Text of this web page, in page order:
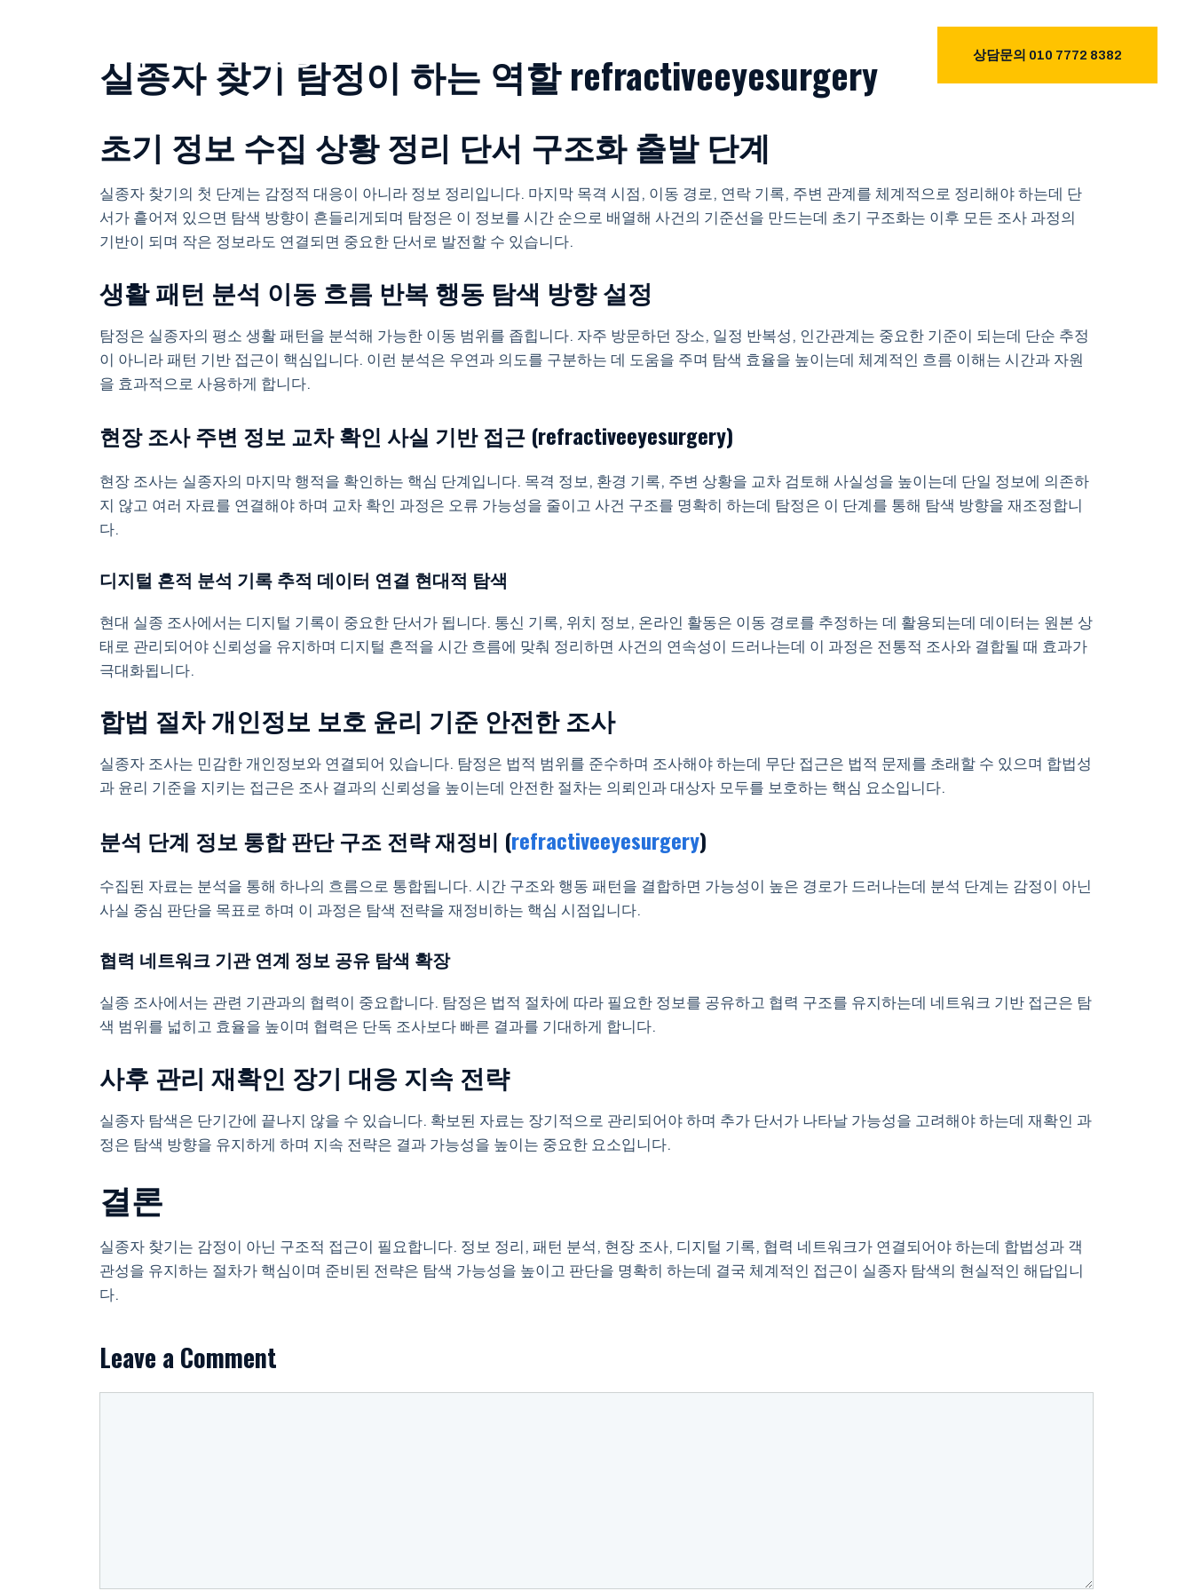
최저비용 진주탐정사무소 상담문의 010 7772 8382
실종자 찾기 탐정이 하는 역할 refractiveeyesurgery
초기 정보 수집 상황 정리 단서 구조화 출발 단계
실종자 찾기의 첫 단계는 감정적 대응이 아니라 정보 정리입니다. 마지막 목격 시점, 이동 경로, 연락 기록, 주변 관계를 체계적으로 정리해야 하는데 단
서가 흩어져 있으면 탐색 방향이 흔들리게되며 탐정은 이 정보를 시간 순으로 배열해 사건의 기준선을 만드는데 초기 구조화는 이후 모든 조사 과정의
기반이 되며 작은 정보라도 연결되면 중요한 단서로 발전할 수 있습니다.
생활 패턴 분석 이동 흐름 반복 행동 탐색 방향 설정
탐정은 실종자의 평소 생활 패턴을 분석해 가능한 이동 범위를 좁힙니다. 자주 방문하던 장소, 일정 반복성, 인간관계는 중요한 기준이 되는데 단순 추정
이 아니라 패턴 기반 접근이 핵심입니다. 이런 분석은 우연과 의도를 구분하는 데 도움을 주며 탐색 효율을 높이는데 체계적인 흐름 이해는 시간과 자원
을 효과적으로 사용하게 합니다.
현장 조사 주변 정보 교차 확인 사실 기반 접근 (refractiveeyesurgery)
현장 조사는 실종자의 마지막 행적을 확인하는 핵심 단계입니다. 목격 정보, 환경 기록, 주변 상황을 교차 검토해 사실성을 높이는데 단일 정보에 의존하
지 않고 여러 자료를 연결해야 하며 교차 확인 과정은 오류 가능성을 줄이고 사건 구조를 명확히 하는데 탐정은 이 단계를 통해 탐색 방향을 재조정합니
다.
디지털 흔적 분석 기록 추적 데이터 연결 현대적 탐색
현대 실종 조사에서는 디지털 기록이 중요한 단서가 됩니다. 통신 기록, 위치 정보, 온라인 활동은 이동 경로를 추정하는 데 활용되는데 데이터는 원본 상
태로 관리되어야 신뢰성을 유지하며 디지털 흔적을 시간 흐름에 맞춰 정리하면 사건의 연속성이 드러나는데 이 과정은 전통적 조사와 결합될 때 효과가
극대화됩니다.
합법 절차 개인정보 보호 윤리 기준 안전한 조사
실종자 조사는 민감한 개인정보와 연결되어 있습니다. 탐정은 법적 범위를 준수하며 조사해야 하는데 무단 접근은 법적 문제를 초래할 수 있으며 합법성
과 윤리 기준을 지키는 접근은 조사 결과의 신뢰성을 높이는데 안전한 절차는 의뢰인과 대상자 모두를 보호하는 핵심 요소입니다.
분석 단계 정보 통합 판단 구조 전략 재정비 (refractiveeyesurgery)
수집된 자료는 분석을 통해 하나의 흐름으로 통합됩니다. 시간 구조와 행동 패턴을 결합하면 가능성이 높은 경로가 드러나는데 분석 단계는 감정이 아닌
사실 중심 판단을 목표로 하며 이 과정은 탐색 전략을 재정비하는 핵심 시점입니다.
협력 네트워크 기관 연계 정보 공유 탐색 확장
실종 조사에서는 관련 기관과의 협력이 중요합니다. 탐정은 법적 절차에 따라 필요한 정보를 공유하고 협력 구조를 유지하는데 네트워크 기반 접근은 탐
색 범위를 넓히고 효율을 높이며 협력은 단독 조사보다 빠른 결과를 기대하게 합니다.
사후 관리 재확인 장기 대응 지속 전략
실종자 탐색은 단기간에 끝나지 않을 수 있습니다. 확보된 자료는 장기적으로 관리되어야 하며 추가 단서가 나타날 가능성을 고려해야 하는데 재확인 과
정은 탐색 방향을 유지하게 하며 지속 전략은 결과 가능성을 높이는 중요한 요소입니다.
결론
실종자 찾기는 감정이 아닌 구조적 접근이 필요합니다. 정보 정리, 패턴 분석, 현장 조사, 디지털 기록, 협력 네트워크가 연결되어야 하는데 합법성과 객
관성을 유지하는 절차가 핵심이며 준비된 전략은 탐색 가능성을 높이고 판단을 명확히 하는데 결국 체계적인 접근이 실종자 탐색의 현실적인 해답입니
다.
Leave a Comment